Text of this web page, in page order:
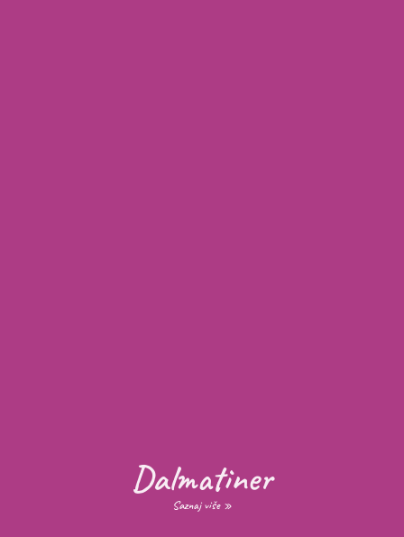
Dalmatiner
Saznaj više »